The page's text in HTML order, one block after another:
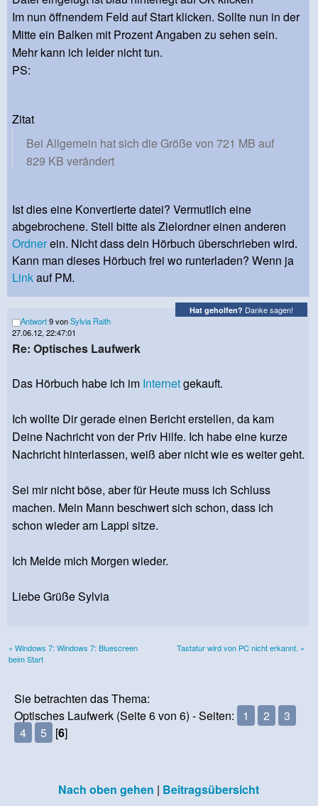
Im nun öffnendem Feld auf Start klicken. Sollte nun in der
Mitte ein Balken mit Prozent Angaben zu sehen sein.
Mehr kann ich leider nicht tun.
PS:
Zitat
Bei Allgemein hat sich die Größe von 721 MB auf
829 KB verändert
Ist dies eine Konvertierte datei? Vermutlich eine
abgebrochene. Stell bitte als Zielordner einen anderen
Ordnerein. Nicht dass dein Hörbuch überschrieben wird.
Kann man dieses Hörbuch frei wo runterladen? Wenn ja
Linkauf PM.
Hat geholfen? Danke sagen!
Antwort9 vonSylvia Raith
27.06.12, 22:47:01
Re: Optisches Laufwerk
Das Hörbuch habe ich im Internetgekauft.
Ich wollte Dir gerade einen Bericht erstellen, da kam
Deine Nachricht von der Priv Hilfe. Ich habe eine kurze
Nachricht hinterlassen, weiß aber nicht wie es weiter geht.
Sei mir nicht böse, aber für Heute muss ich Schluss
machen. Mein Mann beschwert sich schon, dass ich
schon wieder am Lappi sitze.
Ich Melde mich Morgen wieder.
Liebe Grüße Sylvia
« Windows 7: Windows 7: Bluescreen
beim Start
Tastatur wird von PC nicht erkannt. »
Sie betrachten das Thema:
Optisches Laufwerk (Seite 6 von 6) - Seiten:
1 2
3
4
5 [6]
Nach oben gehen | Beitragsübersicht